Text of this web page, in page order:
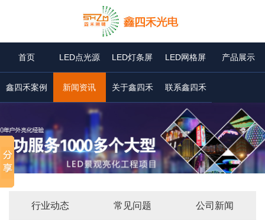
首页 LED点光源 LED灯条屏 LED网格屏 产品展示
鑫四禾案例 新闻资讯 关于鑫四禾 联系鑫四禾
行业动态 常见问题 公司新闻